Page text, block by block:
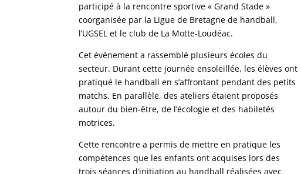
participé à la rencontre sportive « Grand Stade »
coorganisée par la Ligue de Bretagne de handball,
l’UGSEL et le club de La Motte-Loudéac.
Cet évènement a rassemblé plusieurs écoles du
secteur. Durant cette journée ensoleillée, les élèves ont
pratiqué le handball en s’affrontant pendant des petits
matchs. En parallèle, des ateliers étaient proposés
autour du bien-être, de l’écologie et des habiletés
motrices.
Cette rencontre a permis de mettre en pratique les
compétences que les enfants ont acquises lors des
trois séances d’initiation au handball réalisées avec